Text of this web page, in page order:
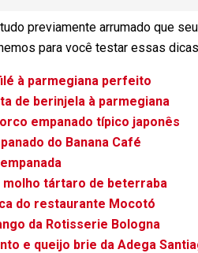
previamente arrumado que
para você testar essas
à parmegiana perfeito
de berinjela à parmegiana
empanado típico japonês
do Banana Café
molho tártaro de beterraba
do restaurante Mocotó
da Rotisserie Bologna
e queijo brie da Adega